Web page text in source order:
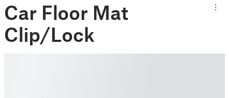
Car Floor Mat
Clip/Lock